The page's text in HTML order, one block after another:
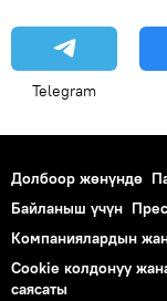
Telegram
Долбоор жөнүндө
Байланыш үчүн
Компаниялардын
Cookie колдонуу
саясаты